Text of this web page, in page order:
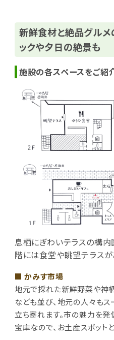
新鮮食材と絶品グルメ
ックや夕日の絶景も
施設の各スペースをご紹
息栖にぎわいテラスの構内
階には食堂や眺望テラスが
■ かみす市場
地元で採れた新鮮野菜や神
なども並び、地元の人々も
立ち寄れます。市の魅力を
宝庫なので、お土産スポット